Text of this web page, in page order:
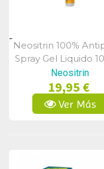
Vista Rápida
Neositrin 100%
Spray Gel Liquido
Neositrin
19,95 €
Ver Más